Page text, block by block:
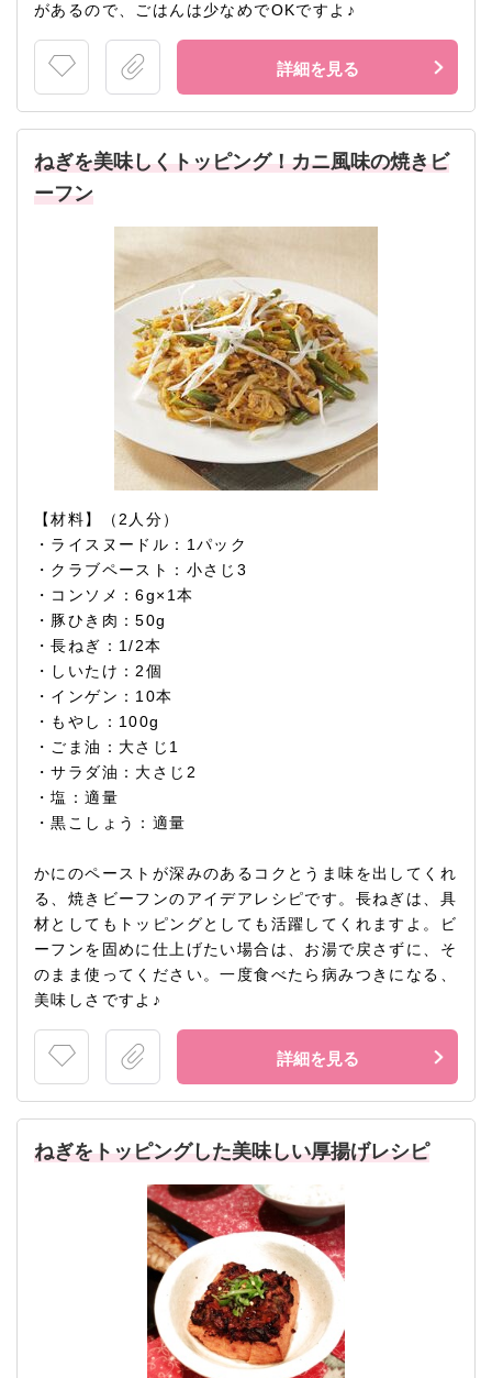
があるので、ごはんは少なめでOKですよ♪
詳細を見る
ねぎを美味しくトッピング！カニ風味の焼きビ
ーフン
【材料】（2人分）
・ライスヌードル：1パック
・クラブペースト：小さじ3
・コンソメ：6g×1本
・豚ひき肉：50g
・長ねぎ：1/2本
・しいたけ：2個
・インゲン：10本
・もやし：100g
・ごま油：大さじ1
・サラダ油：大さじ2
・塩：適量
・黒こしょう：適量
かにのペーストが深みのあるコクとうま味を出してくれ
る、焼きビーフンのアイデアレシピです。長ねぎは、具
材としてもトッピングとしても活躍してくれますよ。ビ
ーフンを固めに仕上げたい場合は、お湯で戻さずに、そ
のまま使ってください。一度食べたら病みつきになる、
美味しさですよ♪
詳細を見る
ねぎをトッピングした美味しい厚揚げレシピ